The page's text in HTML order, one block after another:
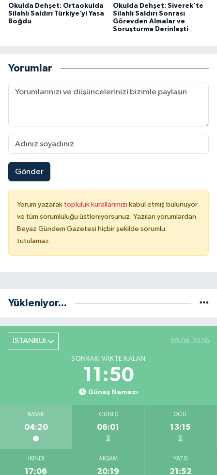
Okulda Dehşet: Ortaokulda
Silahlı Saldırı Türkiye’yi Yasa
Boğdu
Okulda Dehşet: Siverek’te
Silahlı Saldırı Sonrası
Görevden Almalar ve
Soruşturma Derinleşti
Yorumlar
Gönder
Yorum yazarak topluluk kurallarımızı kabul etmiş bulunuyor
ve tüm sorumluluğu üstleniyorsunuz. Yazılan yorumlardan
Beyaz Gündem Gazetesi hiçbir şekilde sorumlu
tutulamaz.
Yükleniyor...
İSTANBUL 09.08.2026
SONRAKI VAKTE KALAN
11:49
Güneş Namazı
İMSAK
04:20
GÜNEŞ
06:01
ÖĞLE
13:15
İKINDI
17:06
AKŞAM
20:19
YATSI
21:52